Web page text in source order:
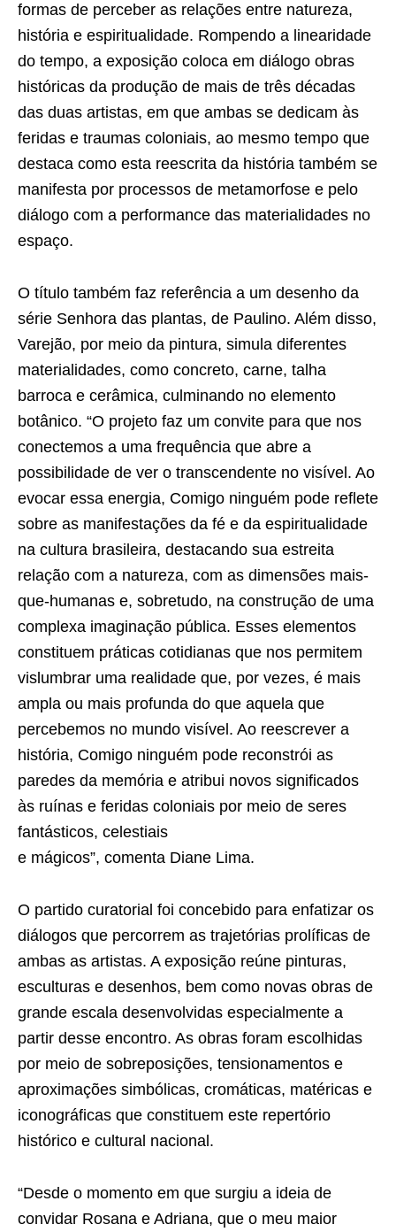
formas de perceber as relações entre natureza,
história e espiritualidade. Rompendo a linearidade
do tempo, a exposição coloca em diálogo obras
históricas da produção de mais de três décadas
das duas artistas, em que ambas se dedicam às
feridas e traumas coloniais, ao mesmo tempo que
destaca como esta reescrita da história também se
manifesta por processos de metamorfose e pelo
diálogo com a performance das materialidades no
espaço.
O título também faz referência a um desenho da
série Senhora das plantas, de Paulino. Além disso,
Varejão, por meio da pintura, simula diferentes
materialidades, como concreto, carne, talha
barroca e cerâmica, culminando no elemento
botânico. “O projeto faz um convite para que nos
conectemos a uma frequência que abre a
possibilidade de ver o transcendente no visível. Ao
evocar essa energia, Comigo ninguém pode reflete
sobre as manifestações da fé e da espiritualidade
na cultura brasileira, destacando sua estreita
relação com a natureza, com as dimensões mais-
que-humanas e, sobretudo, na construção de uma
complexa imaginação pública. Esses elementos
constituem práticas cotidianas que nos permitem
vislumbrar uma realidade que, por vezes, é mais
ampla ou mais profunda do que aquela que
percebemos no mundo visível. Ao reescrever a
história, Comigo ninguém pode reconstrói as
paredes da memória e atribui novos significados
às ruínas e feridas coloniais por meio de seres
fantásticos, celestiais
e mágicos”, comenta Diane Lima.
O partido curatorial foi concebido para enfatizar os
diálogos que percorrem as trajetórias prolíficas de
ambas as artistas. A exposição reúne pinturas,
esculturas e desenhos, bem como novas obras de
grande escala desenvolvidas especialmente a
partir desse encontro. As obras foram escolhidas
por meio de sobreposições, tensionamentos e
aproximações simbólicas, cromáticas, matéricas e
iconográficas que constituem este repertório
histórico e cultural nacional.
“Desde o momento em que surgiu a ideia de
convidar Rosana e Adriana, que o meu maior